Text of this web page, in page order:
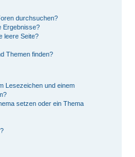
durchsuchen?
Ergebnisse?
leere Seite?
Themen finden?
Lesezeichen und einem
setzen oder ein Thema